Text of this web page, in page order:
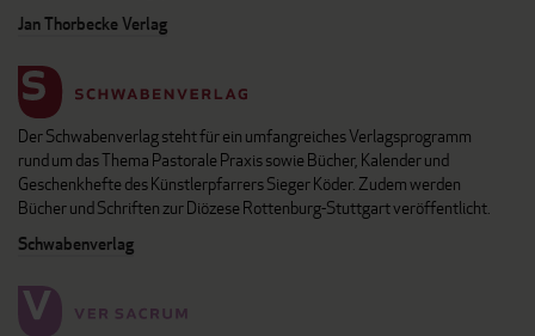
Jan Thorbecke Verlag
Der Schwabenverlag steht für ein umfangreiches Verlagsprogramm
rund um das Thema Pastorale Praxis sowie Bücher, Kalender und
Geschenkhefte des Künstlerpfarrers Sieger Köder. Zudem werden
Bücher und Schriften zur Diözese Rottenburg-Stuttgart veröffentlicht.
Schwabenverlag